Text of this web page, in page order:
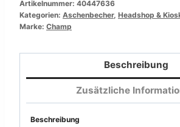
Ashtray
9
Menge
Artikelnummer: 40447636
Kategorien: Aschenbecher, Headshop &
Marke: Champ
Beschreibung
Zusätzliche
Beschreibung